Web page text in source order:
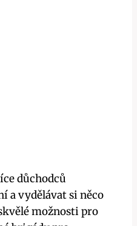
důchodců
a vydělávat si něco
možnosti pro